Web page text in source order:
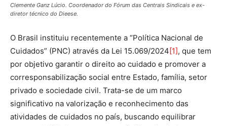
Clemente Ganz Lúcio. Coordenador do Fórum das Centrais Sindicais e ex-
diretor técnico do Dieese.
O Brasil instituiu recentemente a “Política Nacional de
Cuidados” (PNC) através da Lei 15.069/2024 [1], que tem
por objetivo garantir o direito ao cuidado e promover a
corresponsabilização social entre Estado, família, setor
privado e sociedade civil. Trata-se de um marco
significativo na valorização e reconhecimento das
atividades de cuidados no país, buscando equilibrar